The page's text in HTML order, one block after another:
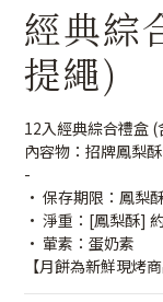
經典綜
提繩)
12入經典綜合禮盒 (
內容物：招牌鳳梨
-
• 保存期限：鳳梨
• 淨重：[鳳梨酥]
• 葷素：蛋奶素
【月餅為新鮮現烤